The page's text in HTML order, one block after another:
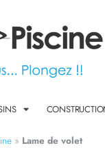
» Lame de volet